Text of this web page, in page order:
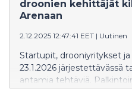
Arenassa 21.-23.
droonien kehittäjät
Arenaan
2.12.2025 12:47:41 EET | Uutinen
Startupit, drooniyritykset
23.1.2026 järjestettävässä
antamia tehtäviä.